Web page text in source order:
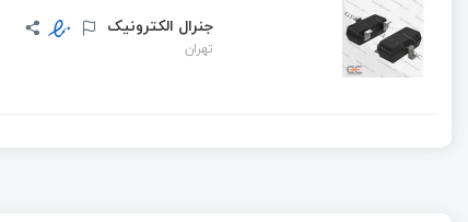
جنرال الکترونیک
تهران